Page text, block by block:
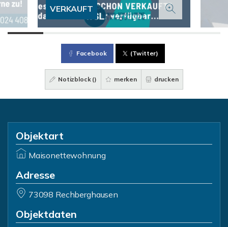
VERKAUFT
Facebook (Twitter)
Notizblock () merken drucken
Objektart
Maisonettewohnung
Adresse
73098 Rechberghausen
Objektdaten